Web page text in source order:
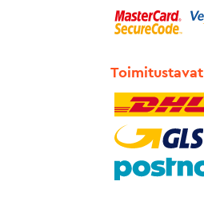
Toimitustavat